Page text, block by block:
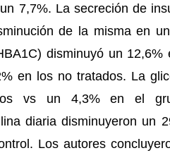
7,7%. La secreción de
de la misma en
disminuyó un
en los no tratados. La
vs un 4,3% en el
diaria disminuyeron un
Los autores